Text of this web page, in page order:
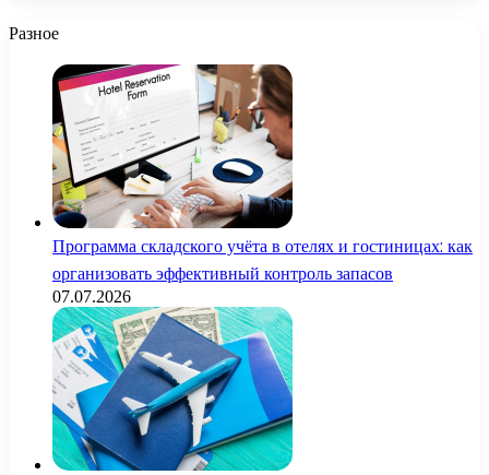
Разное
Программа складского учёта в отелях и гостиницах: как
организовать эффективный контроль запасов
07.07.2026